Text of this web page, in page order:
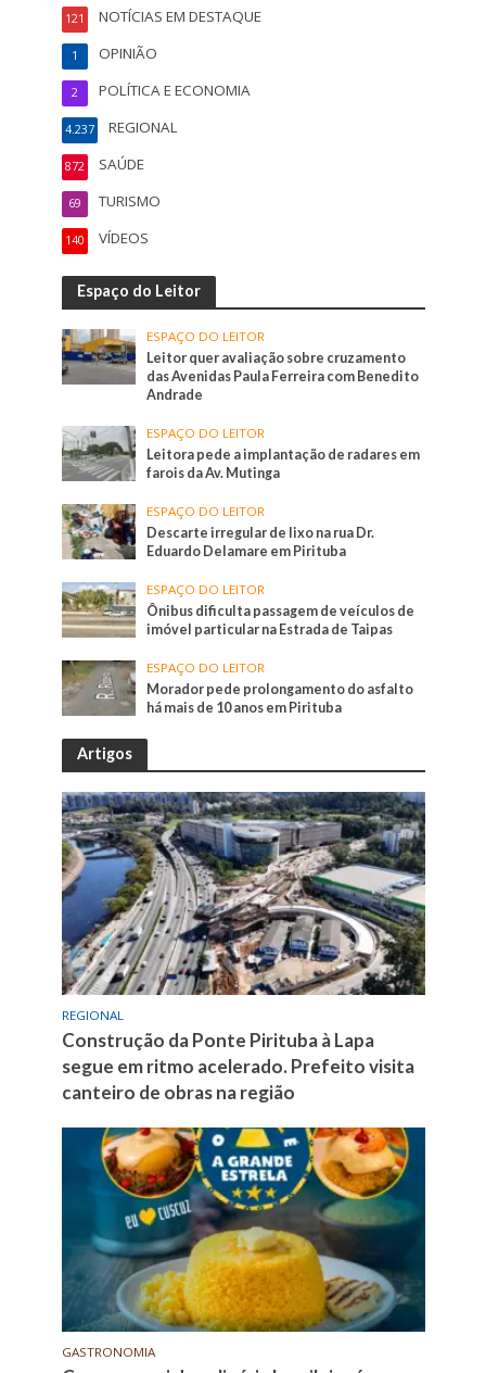
NOTÍCIAS EM DESTAQUE
121
OPINIÃO
1
POLÍTICA E ECONOMIA
2
REGIONAL
4.237
SAÚDE
872
TURISMO
69
VÍDEOS
140
Espaço do Leitor
ESPAÇO DO LEITOR
Leitor quer avaliação sobre cruzamento
das Avenidas Paula Ferreira com Benedito
Andrade
ESPAÇO DO LEITOR
Leitora pede a implantação de radares em
farois da Av. Mutinga
ESPAÇO DO LEITOR
Descarte irregular de lixo na rua Dr.
Eduardo Delamare em Pirituba
ESPAÇO DO LEITOR
Ônibus dificulta passagem de veículos de
imóvel particular na Estrada de Taipas
ESPAÇO DO LEITOR
Morador pede prolongamento do asfalto
há mais de 10 anos em Pirituba
Artigos
REGIONAL
Construção da Ponte Pirituba à Lapa
segue em ritmo acelerado. Prefeito visita
canteiro de obras na região
GASTRONOMIA